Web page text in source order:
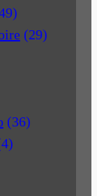
(29)
(36)